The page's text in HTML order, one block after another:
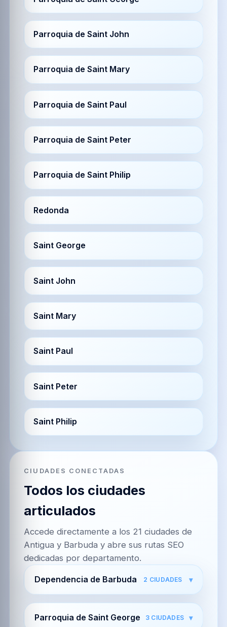
Parroquia de Saint John
Parroquia de Saint Mary
Parroquia de Saint Paul
Parroquia de Saint Peter
Parroquia de Saint Philip
Redonda
Saint George
Saint John
Saint Mary
Saint Paul
Saint Peter
Saint Philip
CIUDADES CONECTADAS
Todos los ciudades
articulados
Accede directamente a los 21 ciudades de
Antigua y Barbuda y abre sus rutas SEO
dedicadas por departamento.
Dependencia de Barbuda 2 CIUDADES
Parroquia de Saint George 3 CIUDADES